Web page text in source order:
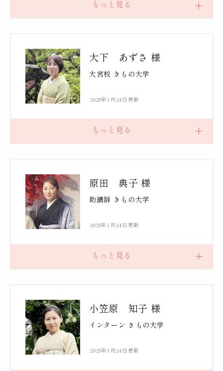
大下 あずさ 様
大宮校 きもの大学
2025年1月24日更新
原田 典子 様
助講師 きもの大学
2025年1月24日更新
小笠原 知子 様
インターン きもの大学
2025年1月24日更新